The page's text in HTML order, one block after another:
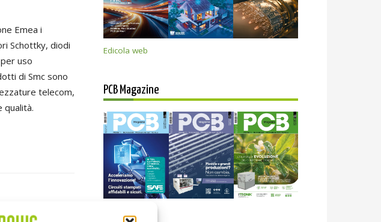
Emea i
Schottky, diodi
uso
di Smc sono
telecom,
qualità.
Edicola web
PCB Magazine